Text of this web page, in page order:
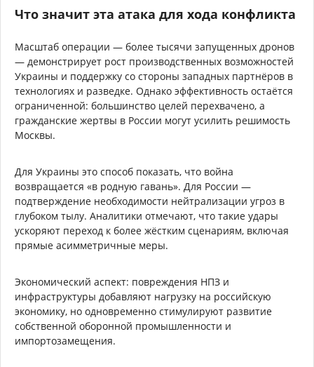
Что значит эта атака для хода конфликта
Масштаб операции — более тысячи запущенных дронов
— демонстрирует рост производственных возможностей
Украины и поддержку со стороны западных партнёров в
технологиях и разведке. Однако эффективность остаётся
ограниченной: большинство целей перехвачено, а
гражданские жертвы в России могут усилить решимость
Москвы.
Для Украины это способ показать, что война
возвращается «в родную гавань». Для России —
подтверждение необходимости нейтрализации угроз в
глубоком тылу. Аналитики отмечают, что такие удары
ускоряют переход к более жёстким сценариям, включая
прямые асимметричные меры.
Экономический аспект: повреждения НПЗ и
инфраструктуры добавляют нагрузку на российскую
экономику, но одновременно стимулируют развитие
собственной оборонной промышленности и
импортозамещения.